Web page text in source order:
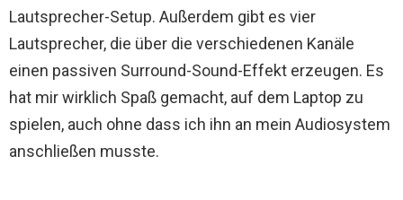
Lautsprecher-Setup. Außerdem gibt es vier
Lautsprecher, die über die verschiedenen Kanäle
einen passiven Surround-Sound-Effekt erzeugen. Es
hat mir wirklich Spaß gemacht, auf dem Laptop zu
spielen, auch ohne dass ich ihn an mein Audiosystem
anschließen musste.